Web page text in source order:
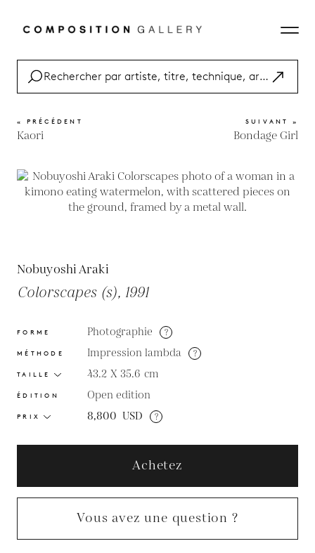
« PRÉCÉDENT
Kaori
SUIVANT »
Bondage Girl
Nobuyoshi Araki
Colorscapes (s), 1991
FORME Photographie ?
MÉTHODE Impression lambda ?
TAILLE 43.2 X 35.6 cm
ÉDITION Open edition
PRIX 8,800 USD ?
Achetez
Vous avez une question ?